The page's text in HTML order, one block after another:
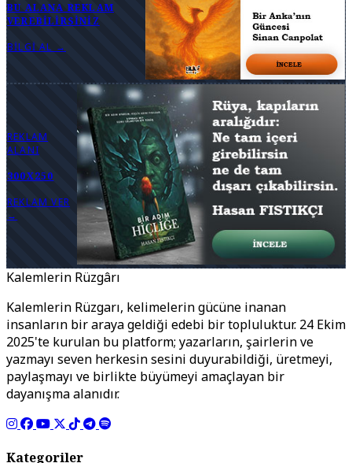
BU ALANA REKLAM
VEREBILIRSINIZ
BILGI AL →
REKLAM
ALANI
300X250
REKLAM VER
→
Kalemlerin Rüzgârı
Kalemlerin Rüzgarı, kelimelerin gücüne inanan
insanların bir araya geldiği edebi bir topluluktur. 24 Ekim
2025'te kurulan bu platform; yazarların, şairlerin ve
yazmayı seven herkesin sesini duyurabildiği, üretmeyi,
paylaşmayı ve birlikte büyümeyi amaçlayan bir
dayanışma alanıdır.
Kategoriler